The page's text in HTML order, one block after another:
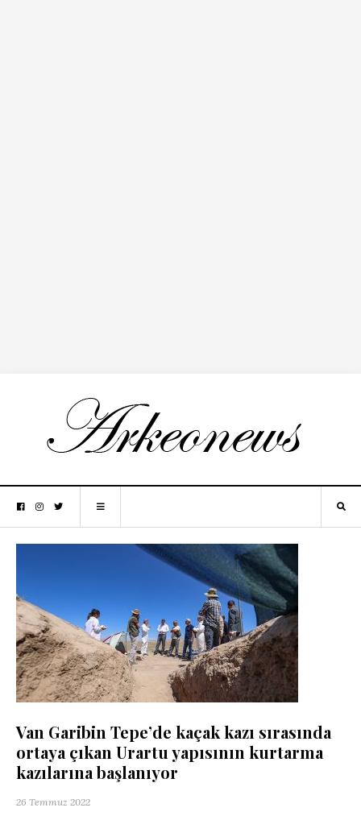
Van Garibin Tepe’de kaçak kazı sırasında
ortaya çıkan Urartu yapısının kurtarma
kazılarına başlanıyor
26 Temmuz 2022